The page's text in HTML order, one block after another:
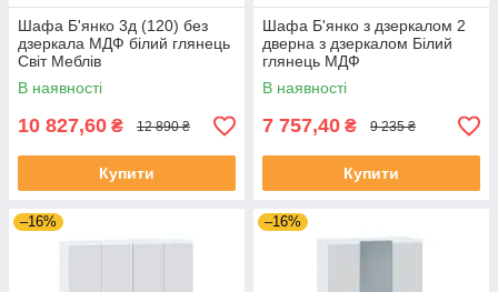
Шафа Б'янко 3д (120) без
дзеркала МДФ білий глянець
Світ Меблів
В наявності
10 827,60 ₴ 12 890 ₴
Купити
Шафа Б'янко з дзеркалом 2
дверна з дзеркалом Білий
глянець МДФ
В наявності
7 757,40 ₴ 9 235 ₴
Купити
–16% –16%